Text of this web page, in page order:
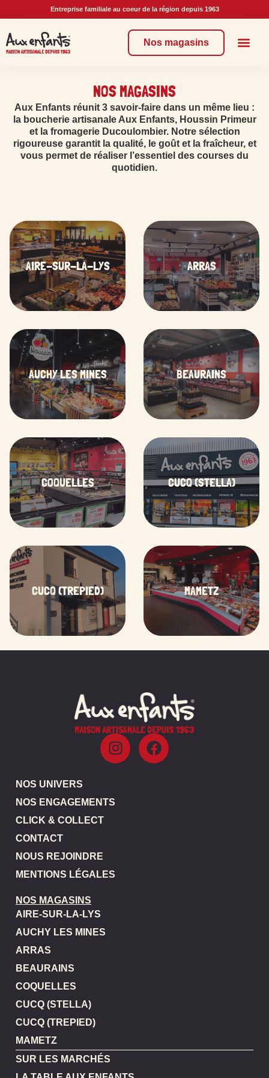
Entreprise familiale au coeur de la région depuis 1963
Nos magasins
NOS MAGASINS
Aux Enfants réunit 3 savoir-faire dans un même lieu :
la boucherie artisanale Aux Enfants, Houssin Primeur
et la fromagerie Ducoulombier. Notre sélection
rigoureuse garantit la qualité, le goût et la fraîcheur, et
vous permet de réaliser l’essentiel des courses du
quotidien.
AIRE-SUR-LA-LYS ARRAS
AUCHY LES MINES BEAURAINS
COQUELLES CUCQ (STELLA)
CUCQ (TREPIED) MAMETZ
NOS UNIVERS
NOS ENGAGEMENTS
CLICK & COLLECT
CONTACT
NOUS REJOINDRE
MENTIONS LÉGALES
NOS MAGASINS
AIRE-SUR-LA-LYS
AUCHY LES MINES
ARRAS
BEAURAINS
COQUELLES
CUCQ (STELLA)
CUCQ (TREPIED)
MAMETZ
SUR LES MARCHÉS